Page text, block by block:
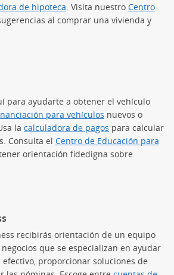
de hipoteca (Se abre en superposición)
. Visita nuestro Centro
en superposición)al comprar una vivienda y
en superposición)
para ayudarte a obtener el vehículo
para vehículos (Se abre en
nuevos o
la calculadora de pagos (Se abre en
para calcular
Consulta el Centro de Educación para
en superposición)
orientación fidedigna sobre
recibirás orientación de un equipo
que se especializan en ayudar
proporcionar soluciones de